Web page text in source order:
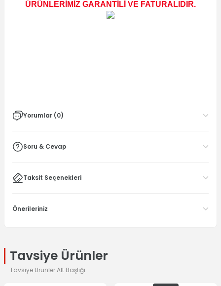
ÜRÜNLERİMİZ GARANTİLİ VE FATURALIDIR.
Yorumlar (0)
Soru & Cevap
Taksit Seçenekleri
Önerileriniz
Tavsiye Ürünler
Tavsiye Ürünler Alt Başlığı